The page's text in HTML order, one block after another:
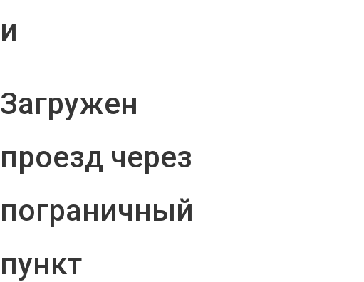
и
Загружен
проезд через
пограничный
пункт